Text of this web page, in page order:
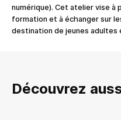
numérique). Cet atelier vise à
formation et à échanger sur
destination de jeunes adultes
Découvrez